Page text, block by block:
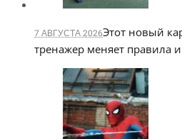
7 АВГУСТА 2026Этот новый
тренажер меняет правила